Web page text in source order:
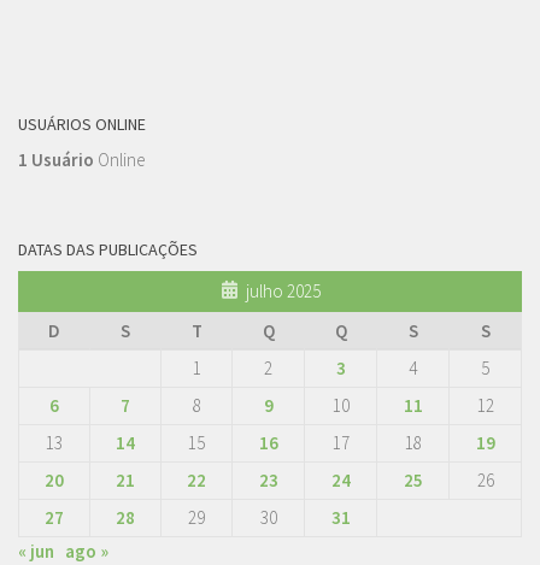
USUÁRIOS ONLINE
1 Usuário Online
DATAS DAS PUBLICAÇÕES
julho 2025
D
S T Q Q S
S
1
2 3 4
5
6
7 8 9 10 11
12
13
14 15 16 17 18
19
20
21 22 23 24 25
26
27
28 29 30
31
« jun ago »